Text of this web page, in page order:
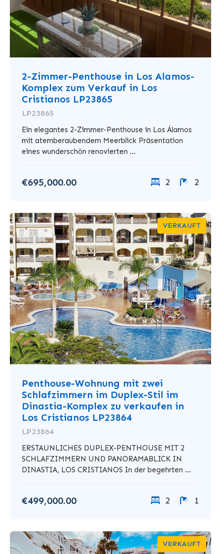
2-Zimmer-Penthouse in Los Alamos-
Komplex zum Verkauf in Los
Cristianos LP23865
LP23865
Ein elegantes 2-Zimmer-Penthouse in Los Álamos
mit atemberaubendem Meerblick Präsentation
eines wunderschön renovierten ...
€695,000.00 2 2
VERKAUFT
Penthouse-Wohnung mit zwei
Schlafzimmern im Duplex-Stil im
Dinastia-Komplex zu verkaufen in
Los Cristianos LP23864
LP23864
ERSTAUNLICHES DUPLEX-PENTHOUSE MIT 2
SCHLAFZIMMERN UND PANORAMABLICK IN
DINASTIA, LOS CRISTIANOS In der begehrten ...
€499,000.00 2 1
VERKAUFT